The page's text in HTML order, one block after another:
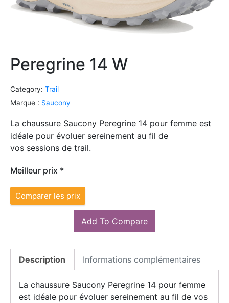
Peregrine 14 W
Category: Trail
Marque : Saucony
La chaussure Saucony Peregrine 14 pour femme est
idéale pour évoluer sereinement au fil de
vos sessions de trail.
Meilleur prix *
Comparer les prix
Add To Compare
Description Informations complémentaires
La chaussure Saucony Peregrine 14 pour femme
est idéale pour évoluer sereinement au fil de vos